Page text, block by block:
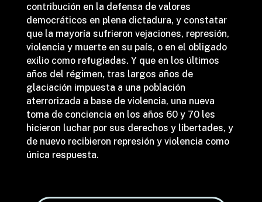
contribución en la defensa de valores
democráticos en plena dictadura, y constatar
que la mayoría sufrieron vejaciones, represión,
violencia y muerte en su país, o en el obligado
exilio como refugiadas. Y que en los últimos
años del régimen, tras largos años de
glaciación impuesta a una población
aterrorizada a base de violencia, una nueva
toma de conciencia en los años 60 y 70 les
hicieron luchar por sus derechos y libertades, y
de nuevo recibieron represión y violencia como
única respuesta.